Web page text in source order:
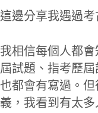
這邊分享我遇過考
我相信每個人都
屆試題、指考歷
也都會有寫過。
義，我看到有太